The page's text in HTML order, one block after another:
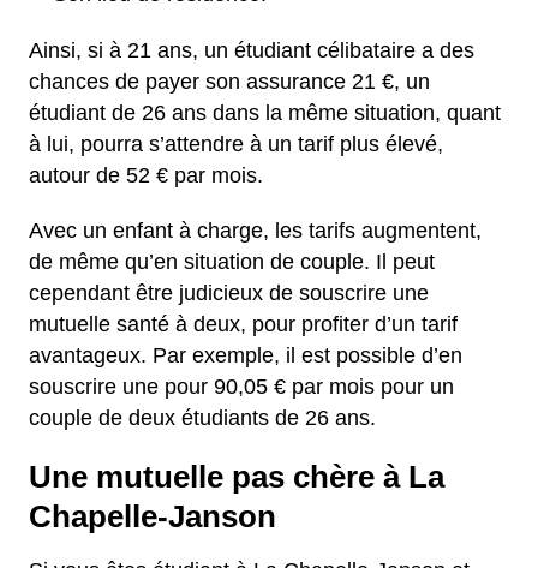
Ainsi, si à 21 ans, un étudiant célibataire a des
chances de payer son assurance 21 €, un
étudiant de 26 ans dans la même situation, quant
à lui, pourra s’attendre à un tarif plus élevé,
autour de 52 € par mois.
Avec un enfant à charge, les tarifs augmentent,
de même qu’en situation de couple. Il peut
cependant être judicieux de souscrire une
mutuelle santé à deux, pour profiter d’un tarif
avantageux. Par exemple, il est possible d’en
souscrire une pour 90,05 € par mois pour un
couple de deux étudiants de 26 ans.
Une mutuelle pas chère à La
Chapelle-Janson